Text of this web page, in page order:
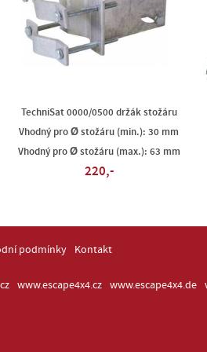
TechniSat 0000/0500 držák stožáru
Vhodný pro Ø stožáru (min.): 30 mm
Vhodný pro Ø stožáru (max.): 63 mm
220,-
podmínky Kontakt
www.escape4x4.cz www.escape4x4.de